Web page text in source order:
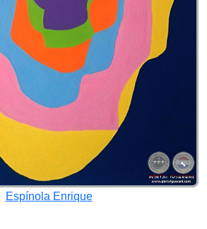
Espínola Enrique